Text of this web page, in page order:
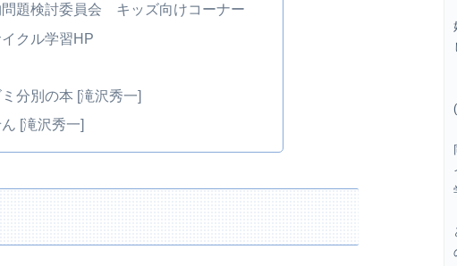
題検討委員会 キッズ向けコーナー
クル学習HP
分別の本 [滝沢秀一]
[滝沢秀一]